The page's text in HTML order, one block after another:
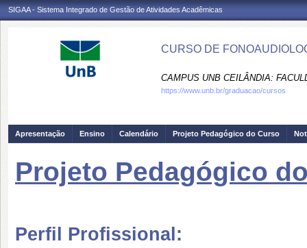
SIGAA - Sistema Integrado de Gestão de Atividades Acadêmicas
CURSO DE
CAMPUS UNB CEILÂNDIA:
https://www.unb.br/graduacao/cursos
Apresentação Ensino Calendário Projeto Pedagógico do Curso
Projeto Pedagógico
Perfil Profissional: